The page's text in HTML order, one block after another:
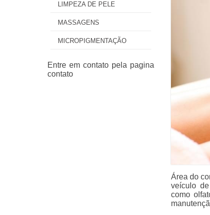
LIMPEZA DE PELE
MASSAGENS
MICROPIGMENTAÇÃO
Área do
veículo
como